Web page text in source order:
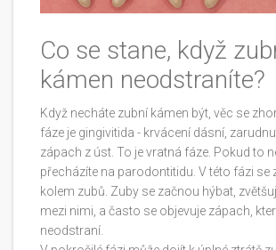
Co se stane, když
kámen neodstraníte?
Když necháte zubní kámen být, věc se
fáze je gingivitida - krvácení dásní,
zápach z úst. To je vratná fáze. Pokud to
přecházíte na parodontitidu. V této fázi se
kolem zubů. Zuby se začnou hýbat,
mezi nimi, a často se objevuje zápach,
neodstraní.